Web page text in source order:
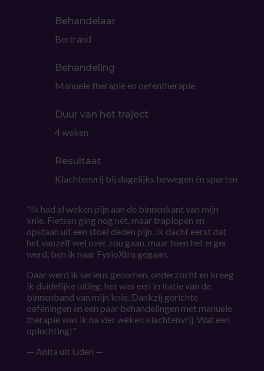
Behandelaar
Bertrand
Behandeling
Manuele therapie en oefentherapie
Duur van het traject
4 weken
Resultaat
Klachtenvrij bij dagelijks bewegen én sporten
"Ik had al weken pijn aan de binnenkant van mijn
knie. Fietsen ging nog nét, maar traplopen en
opstaan uit een stoel deden pijn. Ik dacht eerst dat
het vanzelf wel over zou gaan, maar toen het erger
werd, ben ik naar FysioXtra gegaan.
Daar werd ik serieus genomen, onderzocht en kreeg
ik duidelijke uitleg: het was een irritatie van de
binnenband van mijn knie. Dankzij gerichte
oefeningen en een paar behandelingen met manuele
therapie was ik na vier weken klachtenvrij. Wat een
opluchting!"
— Anita uit Uden —